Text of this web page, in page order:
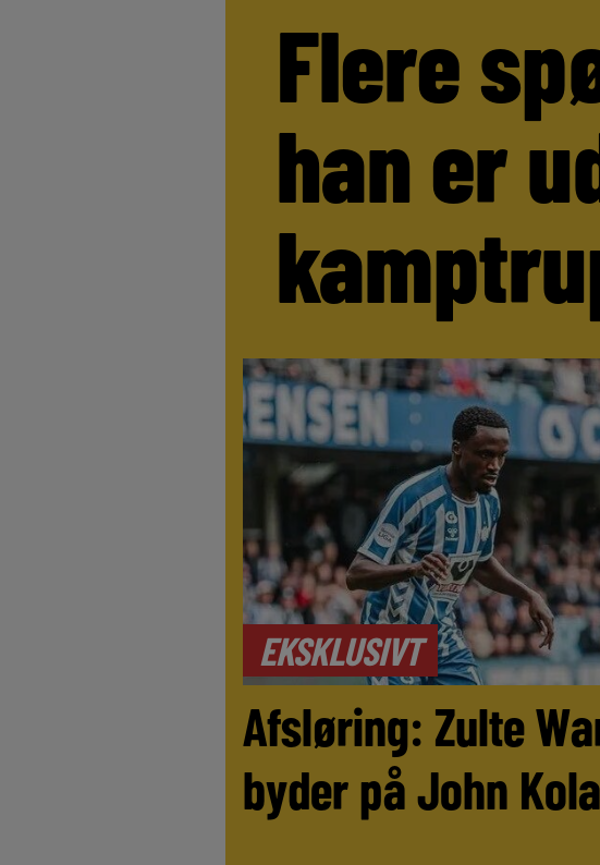
Flere
han er
EKSKLUSIVT
Afsløring: Zulte
byder på John